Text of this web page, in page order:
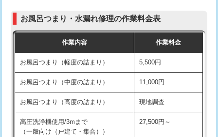
交換・取付（普通便座） 11,000円+材料費
交換・取付（温水洗浄便座） 16,500円+材料費
交換・取付(単水栓（壁付・デッキ
式）)
13,200円+材料費
交換・取付(混合水栓（壁付・デッキ
式・ワンホール）)
16,500円+材料費
交換・取付(排水栓・排水トラップ
（P/S/ポップアップ））
22,000円+材料費
お風呂つまり・水漏れ修理の作業料金表
作業内容 作業料金
お風呂つまり（軽度の詰まり） 5,500円
お風呂つまり（中度の詰まり） 11,000円
お風呂つまり（高度の詰まり） 現地調査
高圧洗浄機使用/3mまで
（一般向け（戸建て・集合））
27,500円～